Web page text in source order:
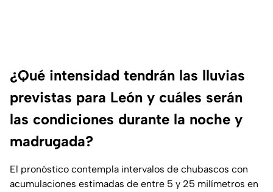
¿Qué intensidad tendrán las lluvias
previstas para León y cuáles serán
las condiciones durante la noche y
madrugada?
El pronóstico contempla intervalos de chubascos con
acumulaciones estimadas de entre 5 y 25 milímetros en